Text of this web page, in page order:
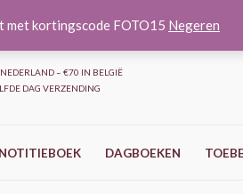
met kortingscode FOTO15 Negeren
– €70 IN BELGIË
DAG VERZENDING
NOTITIEBOEK DAGBOEKEN